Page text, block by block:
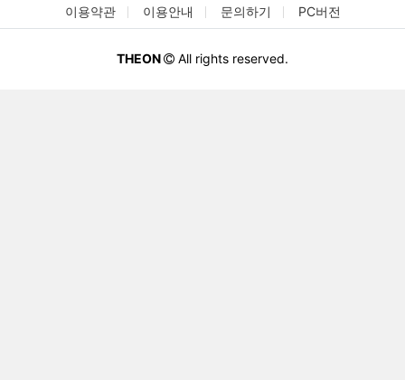
이용약관 이용안내 문의하기 PC버전
THEON All rights reserved.